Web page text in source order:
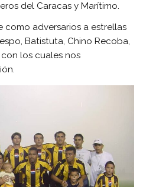
del Caracas y Marítimo.
como adversarios a estrellas
Batistuta, Chino Recoba,
con los cuales nos